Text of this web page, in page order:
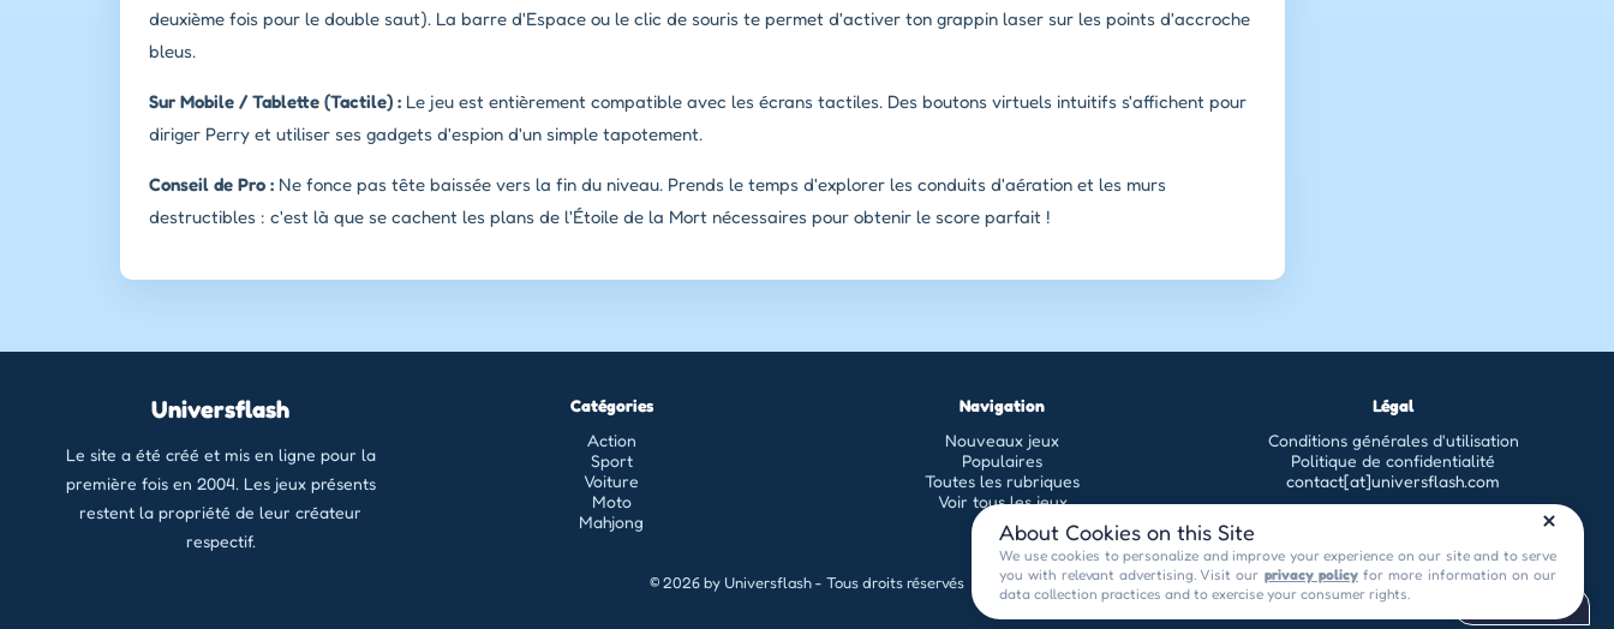
deuxième fois pour le double saut). La barre d'Espace ou le clic de souris te permet d'activer ton grappin laser sur les points d'accroche
bleus.
Sur Mobile / Tablette (Tactile) : Le jeu est entièrement compatible avec les écrans tactiles. Des boutons virtuels intuitifs s'affichent pour
diriger Perry et utiliser ses gadgets d'espion d'un simple tapotement.
Conseil de Pro : Ne fonce pas tête baissée vers la fin du niveau. Prends le temps d'explorer les conduits d'aération et les murs
destructibles : c'est là que se cachent les plans de l'Étoile de la Mort nécessaires pour obtenir le score parfait !
Universflash
Le site a été créé et mis en ligne pour la
première fois en 2004. Les jeux présents
restent la propriété de leur créateur
respectif.
Catégories
Action
Sport
Voiture
Moto
Mahjong
Navigation
Nouveaux jeux
Populaires
Toutes les rubriques
Voir tous les jeux
Légal
Conditions générales d'utilisation
Politique de confidentialité
contact[at]universflash.com
© 2026 by Universflash - Tous droits réservés
About Cookies on this Site
We use cookies to personalize and improve your experience on our site and to serve
you with relevant advertising. Visit our privacy policyfor more information on our
data collection practices and to exercise your consumer rights.